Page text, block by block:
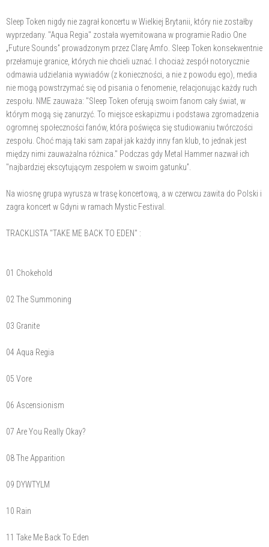
Sleep Token nigdy nie zagrał koncertu w Wielkiej Brytanii, który nie zostałby
wyprzedany. "Aqua Regia" została wyemitowana w programie Radio One
„Future Sounds” prowadzonym przez Clarę Amfo. Sleep Token konsekwentnie
przełamuje granice, których nie chcieli uznać. I chociaż zespół notorycznie
odmawia udzielania wywiadów (z konieczności, a nie z powodu ego), media
nie mogą powstrzymać się od pisania o fenomenie, relacjonując każdy ruch
zespołu. NME zauważa: "Sleep Token oferują swoim fanom cały świat, w
którym mogą się zanurzyć. To miejsce eskapizmu i podstawa zgromadzenia
ogromnej społeczności fanów, która poświęca się studiowaniu twórczości
zespołu. Choć mają taki sam zapał jak każdy inny fan klub, to jednak jest
między nimi zauważalna różnica." Podczas gdy Metal Hammer nazwał ich
"najbardziej ekscytującym zespołem w swoim gatunku”.
Na wiosnę grupa wyrusza w trasę koncertową, a w czerwcu zawita do Polski i
zagra koncert w Gdyni w ramach Mystic Festival.
TRACKLISTA "TAKE ME BACK TO EDEN" :
01 Chokehold
02 The Summoning
03 Granite
04 Aqua Regia
05 Vore
06 Ascensionism
07 Are You Really Okay?
08 The Apparition
09 DYWTYLM
10 Rain
11 Take Me Back To Eden